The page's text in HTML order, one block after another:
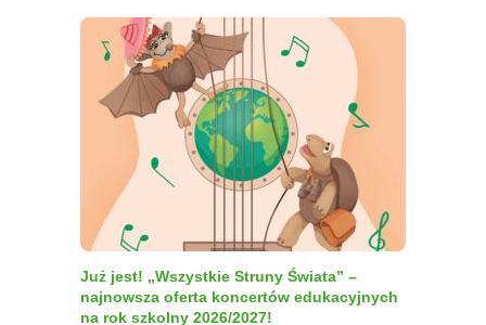
Już jest! „Wszystkie Struny Świata” –
najnowsza oferta koncertów edukacyjnych
na rok szkolny 2026/2027!